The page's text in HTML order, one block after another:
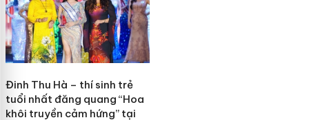
Đinh Thu Hà – thí sinh trẻ
tuổi nhất đăng quang “Hoa
khôi truyền cảm hứng” tại